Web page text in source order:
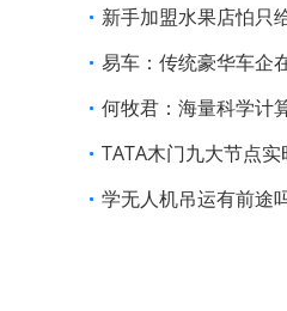
新手加盟水果店怕只给手册没人
易车：传统豪华车企在华渠
何牧君：海量科学计
TATA木门九大节点实
学无人机吊运有前途